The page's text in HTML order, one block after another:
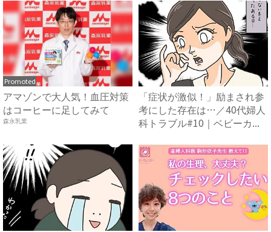
Promoted
アマゾンで大人気！血圧対策
はコーヒーに足してみて
森永乳業
「症状が激似！」励まされ参
考にした存在は…／40代婦人
科トラブル#10｜ベビーカ...